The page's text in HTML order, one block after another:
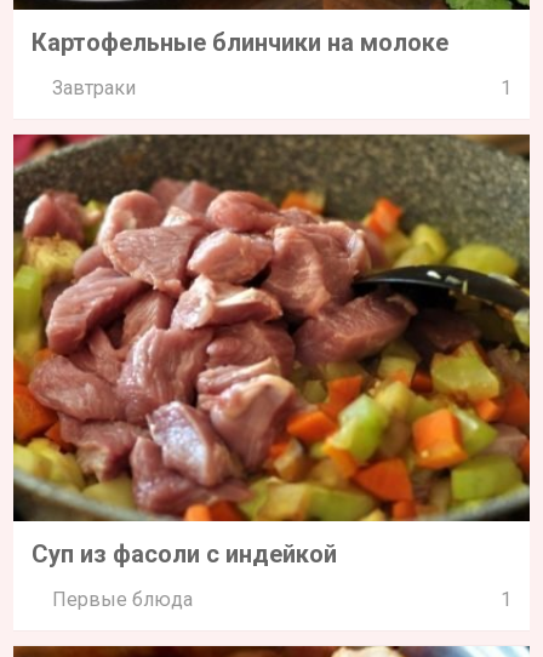
Картофельные блинчики на молоке
Завтраки 1
Суп из фасоли с индейкой
Первые блюда 1